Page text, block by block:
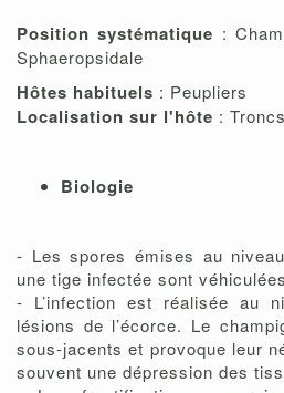
Position systématique :
Sphaeropsidale
Hôtes habituels : Peupliers
Localisation sur l'hôte :
Biologie
- Les spores émises au
une tige infectée sont
- L’infection est réalisée au
lésions de l’écorce. Le
sous-jacents et provoque leur
souvent une dépression des